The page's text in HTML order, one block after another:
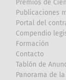
Premios de
Publicaciones
Portal del
Compendio
Formación
Contacto
Tablón de
Panorama de